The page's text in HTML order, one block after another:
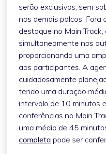
serão exclusivas, sem
nos demais palcos. Fora
destaque no Main
simultaneamente nos
proporcionando uma
aos participantes. A
cuidadosamente
tendo uma duração
intervalo de 10 minutos
conferências no Main
uma média de 45
completa pode ser